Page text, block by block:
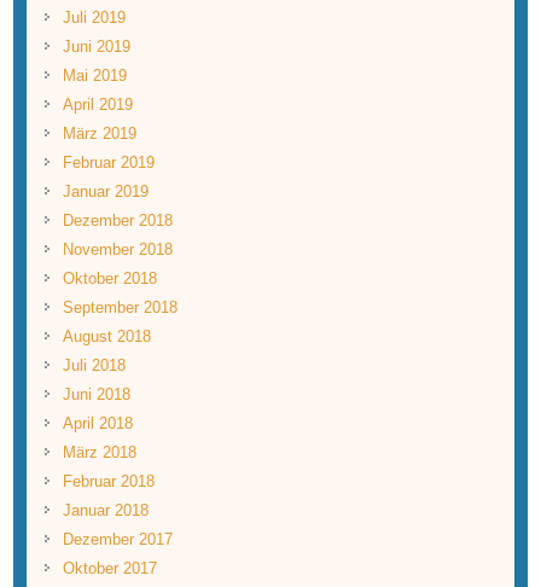
Juli 2019
Juni 2019
Mai 2019
April 2019
März 2019
Februar 2019
Januar 2019
Dezember 2018
November 2018
Oktober 2018
September 2018
August 2018
Juli 2018
Juni 2018
April 2018
März 2018
Februar 2018
Januar 2018
Dezember 2017
Oktober 2017